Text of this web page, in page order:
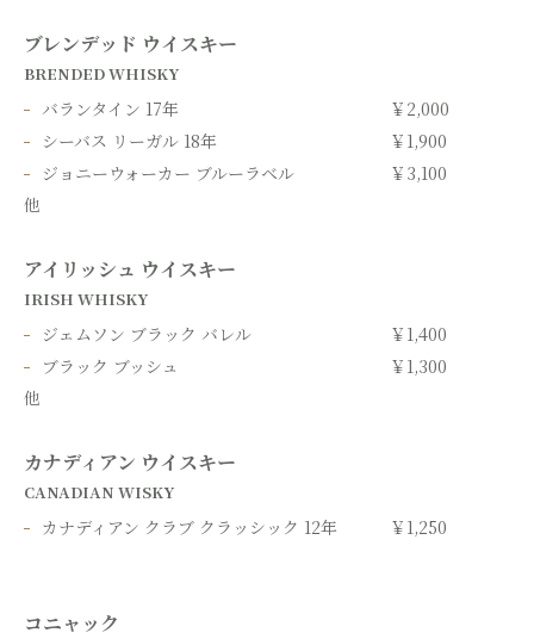
ブレンデッド ウイスキー
BRENDED WHISKY
バランタイン 17年
￥2,000
シーバス リーガル 18年
￥1,900
ジョニーウォーカー ブルーラベル
￥3,100
他
アイリッシュ ウイスキー
IRISH WHISKY
ジェムソン ブラック バレル
￥1,400
ブラック ブッシュ
￥1,300
他
カナディアン ウイスキー
CANADIAN WISKY
カナディアン クラブ クラッシック 12年 ￥1,250
コニャック